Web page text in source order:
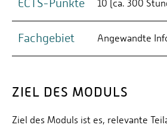
ECTS-Punkte 10 (ca. 300
Fachgebiet Angewandte
ZIEL DES MODULS
Ziel des Moduls ist es, relevante